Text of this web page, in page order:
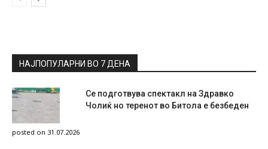
НАЈПОПУЛАРНИ ВО 7 ДЕНА
Се подготвува спектакл на Здравко
Чолиќ но теренот во Битола е безбеден
posted on 31.07.2026